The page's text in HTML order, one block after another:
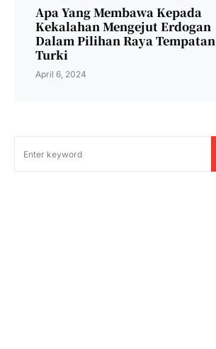
Apa Yang Membawa Kepada
Kekalahan Mengejut Erdogan
Dalam Pilihan Raya Tempatan
Turki
April 6, 2024